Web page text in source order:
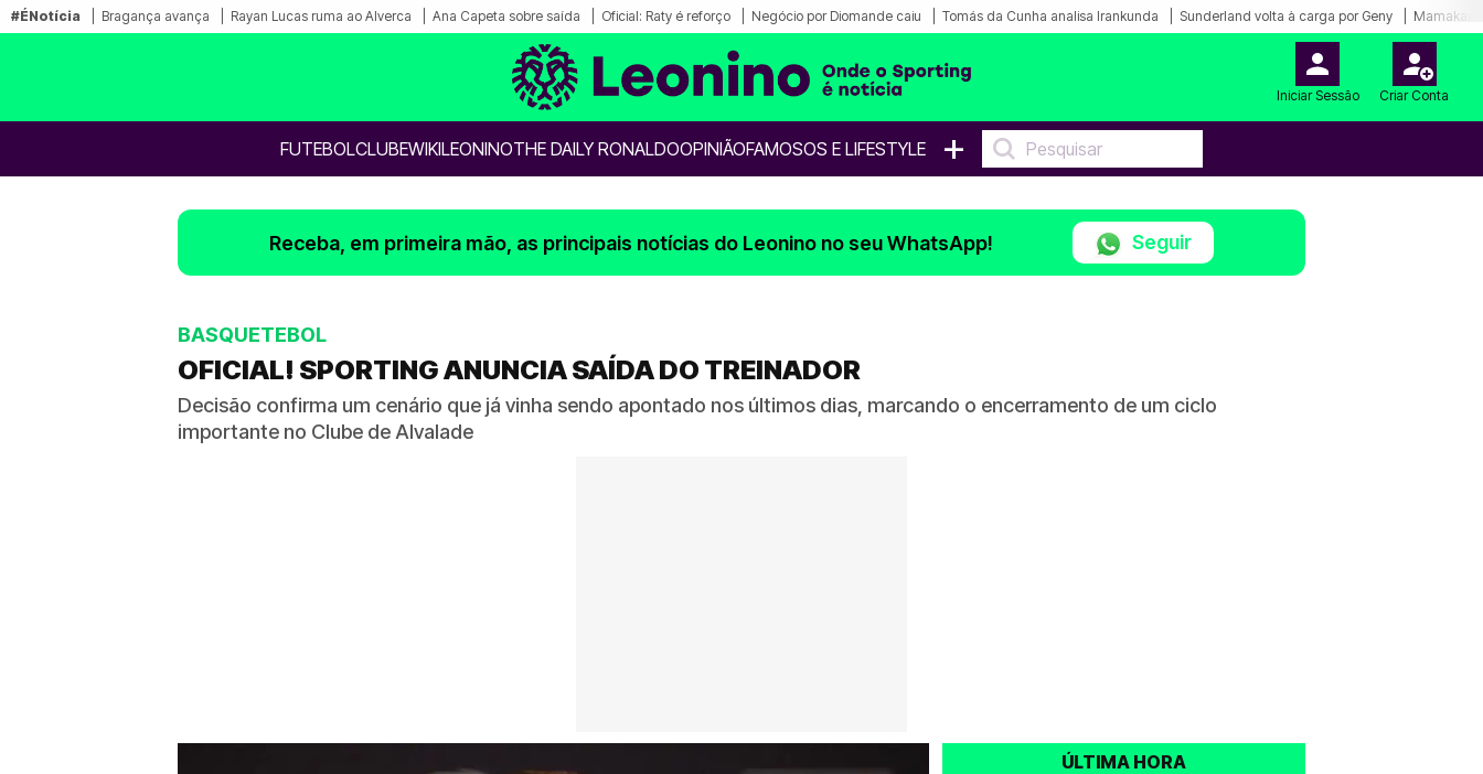
#ÉNotícia Bragança avança Rayan Lucas ruma ao Alverca Ana Capeta sobre saída Oficial: Raty é reforço Negócio por Diomande caiu Tomás da Cunha analisa Irankunda Sunderland volta à carga por Geny
Iniciar Sessão Criar Conta
FUTEBOLCLUBEWIKILEONINOTHE DAILY RONALDOOPINIÃOFAMOSOS E LIFESTYLE +
Receba, em primeira mão, as principais notícias do Leonino no seu WhatsApp! Seguir
BASQUETEBOL
OFICIAL! SPORTING ANUNCIA SAÍDA DO TREINADOR
Decisão confirma um cenário que já vinha sendo apontado nos últimos dias, marcando o encerramento de um ciclo
importante no Clube de Alvalade
ÚLTIMA HORA